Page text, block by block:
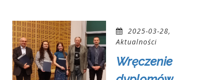
2025-03-28,
Aktualności
Wręczenie